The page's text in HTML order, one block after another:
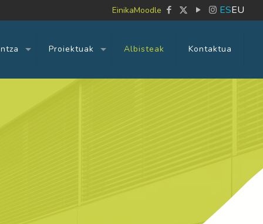
EinikaMoodle ESEU
Proiektuak Albisteak Kontaktua